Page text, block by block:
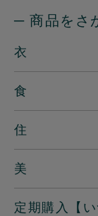
─ 商品をさ
衣
食
住
美
定期購入【い